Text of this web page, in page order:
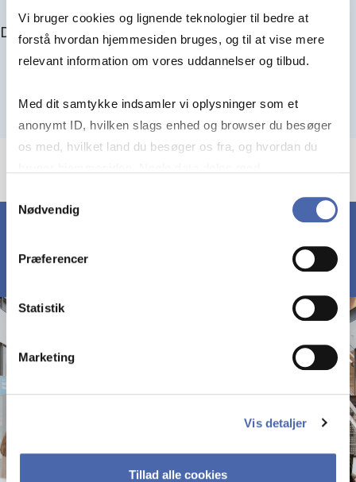
Vi bruger cookies og lignende teknologier til bedre at
forstå hvordan hjemmesiden bruges, og til at vise mere
relevant information om vores uddannelser og tilbud.
Med dit samtykke indsamler vi oplysninger som et
anonymt ID, hvilken slags enhed og browser du besøger
os med, hvilket land du besøger os fra, og hvordan du
markedsføring. Du bestemmer selv - og kan altid trække
Nødvendig
Præferencer
Statistik
Marketing
Vis detaljer
Tillad alle cookies
Du kan finde alle events her i slutningen af august.